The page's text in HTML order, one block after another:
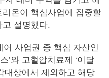
온이 핵심사업에 집중할
설명했다.
사업권 중 핵심 자산인
’와 고혈압치료제 ‘이달
대상에서 제외하고 해당